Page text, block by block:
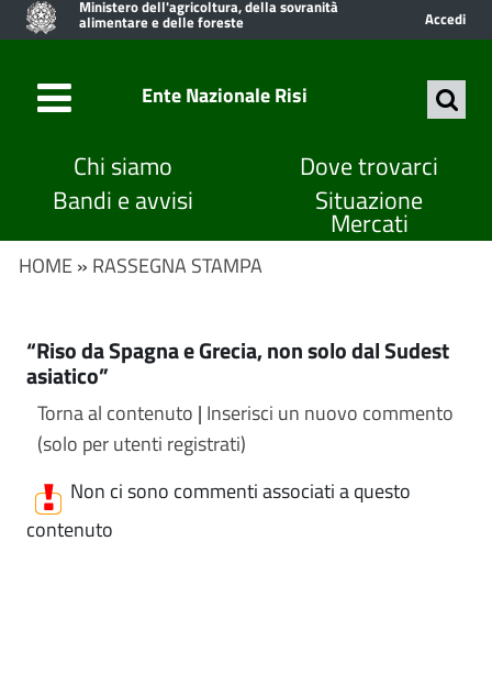
Ministero dell'agricoltura, della sovranità
alimentare e delle foreste Accedi
Ente Nazionale Risi
Chi siamo
Dove trovarci
Bandi e avvisi
Situazione
Mercati
HOME » RASSEGNA STAMPA
“Riso da Spagna e Grecia, non solo dal Sudest
asiatico”
Torna al contenuto | Inserisci un nuovo commento
(solo per utenti registrati)
Non ci sono commenti associati a questo
contenuto